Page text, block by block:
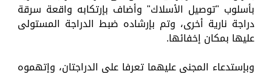
بأسلوب "توصيل الأسلاك" وأضاف بإرتكابه واقعة سرقة
دراجة نارية أخرى، وتم بإرشاده ضبط الدراجة المستولى
عليها بمكان إخفائها.
وبإستدعاء المجنى عليهما تعرفا على الدراجتان، وإتهموه